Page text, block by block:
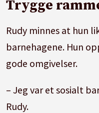
Trygge
Rudy minnes at hun
barnehagene. Hun
gode omgivelser.
– Jeg var et sosialt
Rudy.